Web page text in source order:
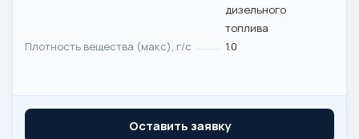
дизельного
топлива
Плотность вещества (макс), г/с
1.0
Оставить заявку